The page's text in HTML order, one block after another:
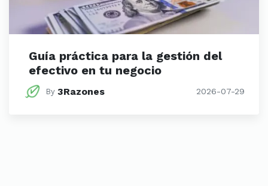
Guía práctica para la gestión del
efectivo en tu negocio
By 3Razones 2026-07-29